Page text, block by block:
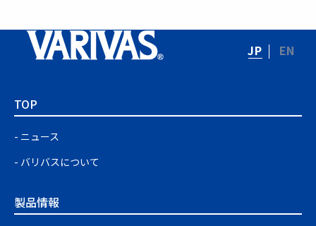
JP EN
TOP
ニュース
バリバスについて
製品情報